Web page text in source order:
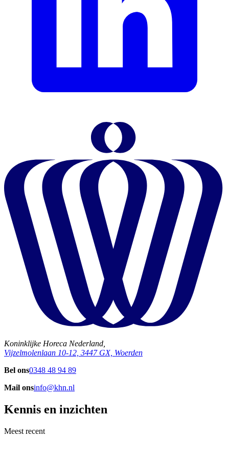
Koninklijke Horeca Nederland,
Vijzelmolenlaan 10-12, 3447 GX, Woerden
Bel ons0348 48 94 89
Mail onsinfo@khn.nl
Kennis en inzichten
Meest recent